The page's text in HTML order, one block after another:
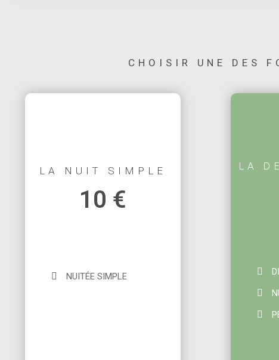
CHOISIR UNE DES
LA NUIT SIMPLE
10 €
NUITÉE SIMPLE
LA